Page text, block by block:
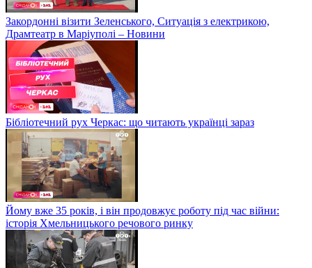
Закордонні візити Зеленського, Ситуація з електрикою,
Драмтеатр в Маріуполі – Новини
Бібліотечний рух Черкас: що читають українці зараз
Йому вже 35 років, і він продовжує роботу під час війни:
історія Хмельницького речового ринку